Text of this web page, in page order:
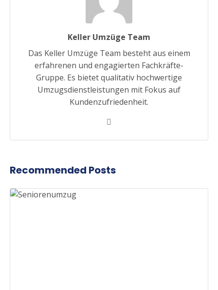
Keller Umzüge Team
Das Keller Umzüge Team besteht aus einem
erfahrenen und engagierten Fachkräfte-
Gruppe. Es bietet qualitativ hochwertige
Umzugsdienstleistungen mit Fokus auf
Kundenzufriedenheit.
Recommended Posts